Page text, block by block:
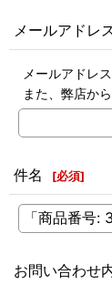
メールアドレ
メールアドレ
また、弊店か
件名 [必須]
お問い合わせ